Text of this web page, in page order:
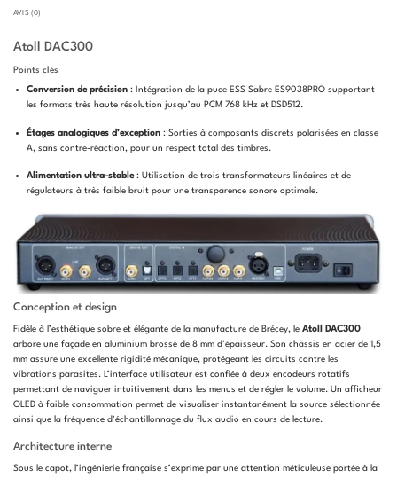
AVIS (0)
Atoll DAC300
Points clés
Conversion de précision: Intégration de la puce ESS Sabre ES9038PRO supportant
les formats très haute résolution jusqu’au PCM 768 kHz et DSD512.
Étages analogiques d’exception: Sorties à composants discrets polarisées en classe
A, sans contre-réaction, pour un respect total des timbres.
Alimentation ultra-stable: Utilisation de trois transformateurs linéaires et de
régulateurs à très faible bruit pour une transparence sonore optimale.
Conception et design
Fidèle à l’esthétique sobre et élégante de la manufacture de Brécey, le Atoll DAC300
arbore une façade en aluminium brossé de 8 mm d’épaisseur. Son châssis en acier de 1,5
mm assure une excellente rigidité mécanique, protégeant les circuits contre les
vibrations parasites. L’interface utilisateur est confiée à deux encodeurs rotatifs
permettant de naviguer intuitivement dans les menus et de régler le volume. Un afficheur
OLED à faible consommation permet de visualiser instantanément la source sélectionnée
ainsi que la fréquence d’échantillonnage du flux audio en cours de lecture.
Architecture interne
Sous le capot, l’ingénierie française s’exprime par une attention méticuleuse portée à la